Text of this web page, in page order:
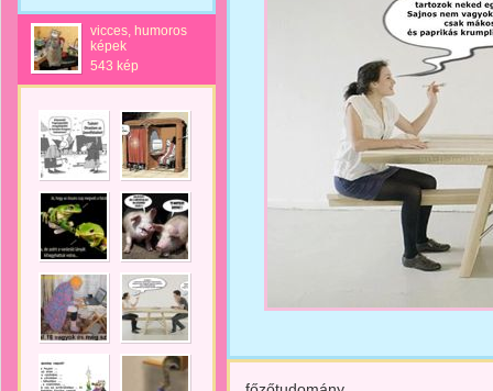
vicces, humoros
képek
543 kép